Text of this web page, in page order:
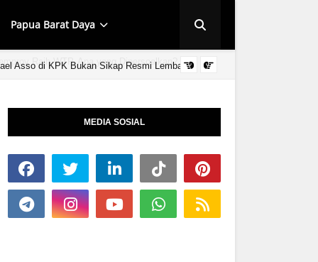
Papua Barat Daya
Asso di KPK Bukan Sikap Resmi Lembaga
MEDIA SOSIAL